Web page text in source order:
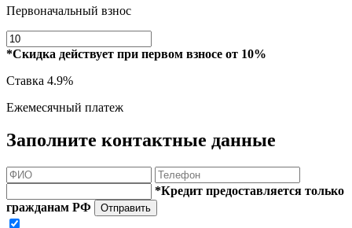
Первоначальный взнос
*Скидка действует при первом взносе от 10%
Ставка 4.9%
Ежемесячный платеж
Заполните контактные данные
*Кредит предоставляется только
гражданам РФ
Отправить